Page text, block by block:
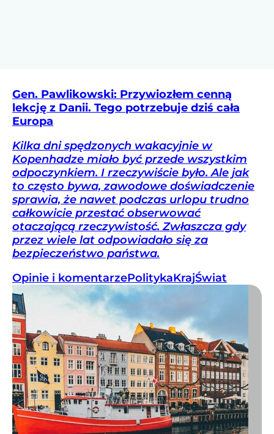
Gen. Pawlikowski: Przywiozłem cenną
lekcję z Danii. Tego potrzebuje dziś cała
Europa
Kilka dni spędzonych wakacyjnie w
Kopenhadze miało być przede wszystkim
odpoczynkiem. I rzeczywiście było. Ale jak
to często bywa, zawodowe doświadczenie
sprawia, że nawet podczas urlopu trudno
całkowicie przestać obserwować
otaczającą rzeczywistość. Zwłaszcza gdy
przez wiele lat odpowiadało się za
bezpieczeństwo państwa.
Opinie i komentarzePolitykaKrajŚwiat